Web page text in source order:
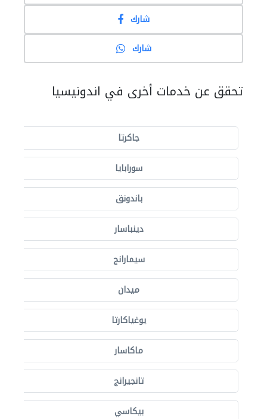
شارك
شارك
تحقق عن خدمات أخرى في اندونيسيا
جاكرتا
سورابايا
باندونق
دينباسار
سيمارانج
ميدان
يوغياكارتا
ماكاسار
تانجيرانج
بيكاسي